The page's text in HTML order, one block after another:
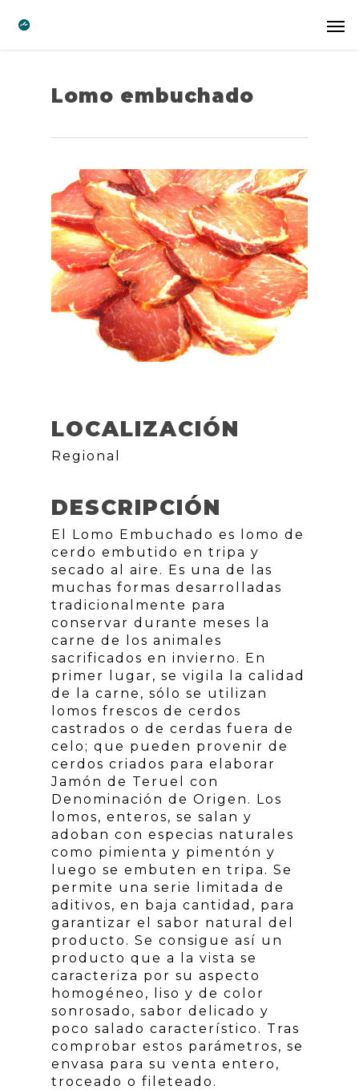
Lomo embuchado
LOCALIZACIÓN
Regional
DESCRIPCIÓN
El Lomo Embuchado es lomo de
cerdo embutido en tripa y
secado al aire. Es una de las
muchas formas desarrolladas
tradicionalmente para
conservar durante meses la
carne de los animales
sacrificados en invierno. En
primer lugar, se vigila la calidad
de la carne, sólo se utilizan
lomos frescos de cerdos
castrados o de cerdas fuera de
celo; que pueden provenir de
cerdos criados para elaborar
Jamón de Teruel con
Denominación de Origen. Los
lomos, enteros, se salan y
adoban con especias naturales
como pimienta y pimentón y
luego se embuten en tripa. Se
permite una serie limitada de
aditivos, en baja cantidad, para
garantizar el sabor natural del
producto. Se consigue así un
producto que a la vista se
caracteriza por su aspecto
homogéneo, liso y de color
sonrosado, sabor delicado y
poco salado característico. Tras
comprobar estos parámetros, se
envasa para su venta entero,
troceado o fileteado.